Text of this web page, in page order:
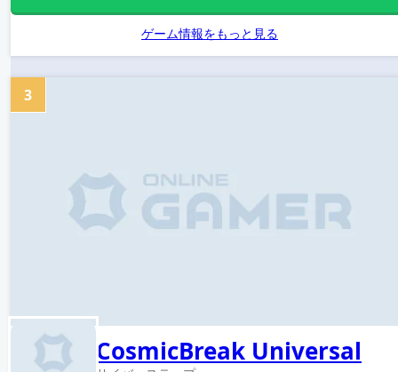
ゲーム情報をもっと見る
CosmicBreak Universal
3